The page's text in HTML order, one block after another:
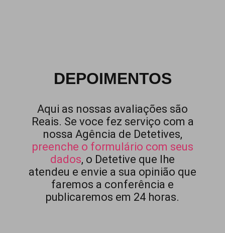
DEPOIMENTOS
Aqui as nossas avaliações são
Reais. Se voce fez serviço com a
nossa Agência de Detetives,
preenche o formulário com seus
dados, o Detetive que lhe
atendeu e envie a sua opinião que
faremos a conferência e
publicaremos em 24 horas.